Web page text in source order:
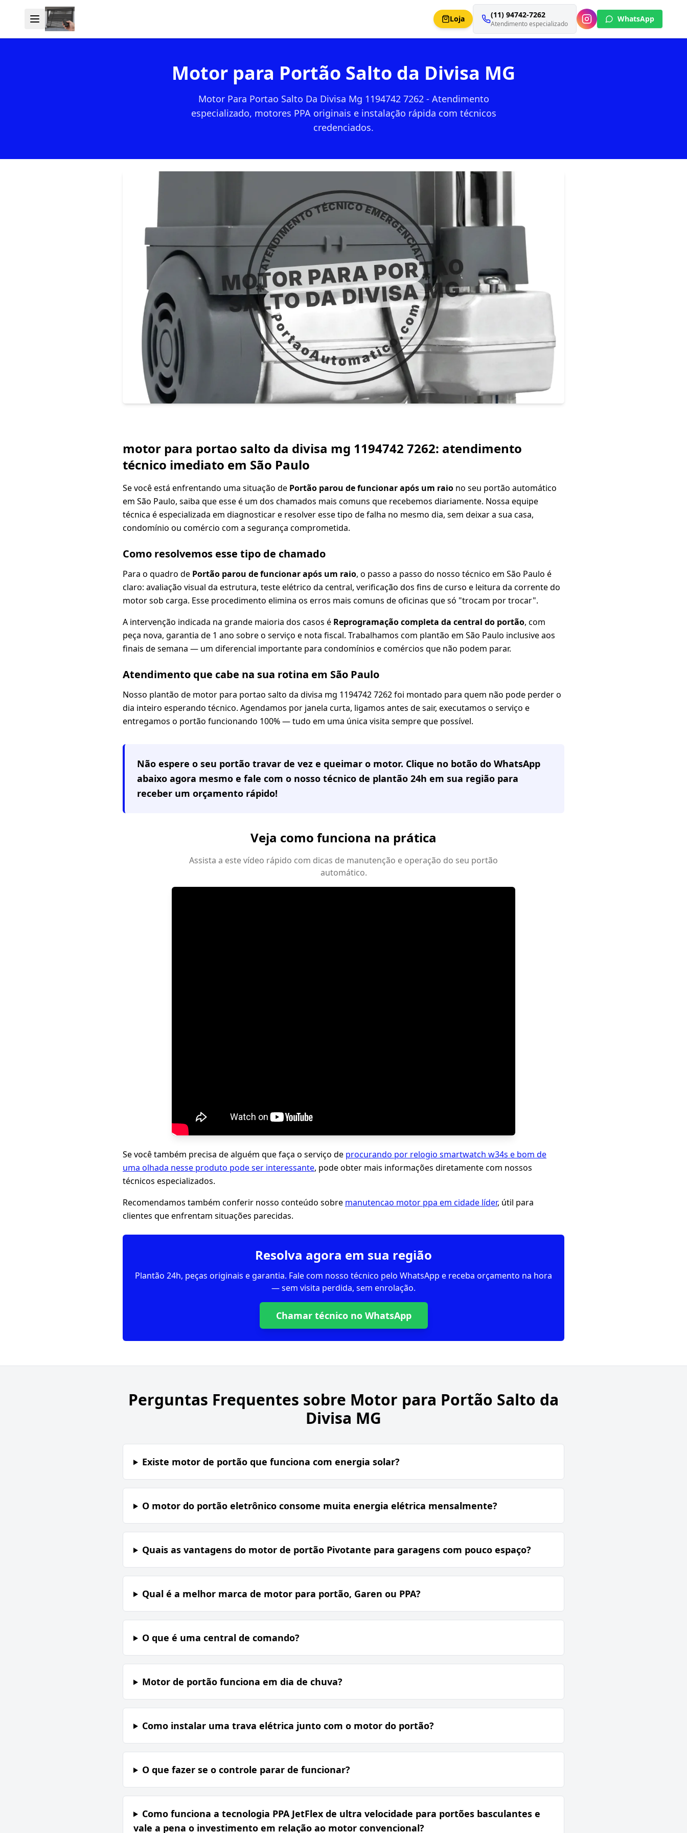
Loja (11) 94742-7262
Atendimento especializado
WhatsApp
Motor para Portão Salto da Divisa MG
Motor Para Portao Salto Da Divisa Mg 1194742 7262 - Atendimento
especializado, motores PPA originais e instalação rápida com técnicos
credenciados.
motor para portao salto da divisa mg 1194742 7262: atendimento
técnico imediato em São Paulo
Se você está enfrentando uma situação de Portão parou de funcionar após um raio no seu portão automático
em São Paulo, saiba que esse é um dos chamados mais comuns que recebemos diariamente. Nossa equipe
técnica é especializada em diagnosticar e resolver esse tipo de falha no mesmo dia, sem deixar a sua casa,
condomínio ou comércio com a segurança comprometida.
Como resolvemos esse tipo de chamado
Para o quadro de Portão parou de funcionar após um raio, o passo a passo do nosso técnico em São Paulo é
claro: avaliação visual da estrutura, teste elétrico da central, verificação dos fins de curso e leitura da corrente do
motor sob carga. Esse procedimento elimina os erros mais comuns de oficinas que só "trocam por trocar".
A intervenção indicada na grande maioria dos casos é Reprogramação completa da central do portão, com
peça nova, garantia de 1 ano sobre o serviço e nota fiscal. Trabalhamos com plantão em São Paulo inclusive aos
finais de semana — um diferencial importante para condomínios e comércios que não podem parar.
Atendimento que cabe na sua rotina em São Paulo
Nosso plantão de motor para portao salto da divisa mg 1194742 7262 foi montado para quem não pode perder o
dia inteiro esperando técnico. Agendamos por janela curta, ligamos antes de sair, executamos o serviço e
entregamos o portão funcionando 100% — tudo em uma única visita sempre que possível.
Não espere o seu portão travar de vez e queimar o motor. Clique no botão do WhatsApp
abaixo agora mesmo e fale com o nosso técnico de plantão 24h em sua região para
receber um orçamento rápido!
Veja como funciona na prática
Assista a este vídeo rápido com dicas de manutenção e operação do seu portão
automático.
Se você também precisa de alguém que faça o serviço de procurando por relogio smartwatch w34s e bom de
uma olhada nesse produto pode ser interessante, pode obter mais informações diretamente com nossos
técnicos especializados.
Recomendamos também conferir nosso conteúdo sobre manutencao motor ppa em cidade líder, útil para
clientes que enfrentam situações parecidas.
Resolva agora em sua região
Plantão 24h, peças originais e garantia. Fale com nosso técnico pelo WhatsApp e receba orçamento na hora
— sem visita perdida, sem enrolação.
Chamar técnico no WhatsApp
Perguntas Frequentes sobre Motor para Portão Salto da
Divisa MG
Existe motor de portão que funciona com energia solar?
O motor do portão eletrônico consome muita energia elétrica mensalmente?
Quais as vantagens do motor de portão Pivotante para garagens com pouco espaço?
Qual é a melhor marca de motor para portão, Garen ou PPA?
O que é uma central de comando?
Motor de portão funciona em dia de chuva?
Como instalar uma trava elétrica junto com o motor do portão?
O que fazer se o controle parar de funcionar?
Como funciona a tecnologia PPA JetFlex de ultra velocidade para portões basculantes e
vale a pena o investimento em relação ao motor convencional?